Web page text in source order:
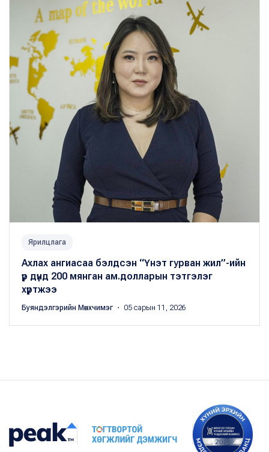
Ярилцлага
Ахлах ангиасаа бэлдсэн “Үнэт гурван жил”-ийн
үр дүнд 200 мянган ам.долларын тэтгэлэг
хүртжээ
Буяндэлгэрийн Мөнхчимэг ・ 05 сарын 11, 2026